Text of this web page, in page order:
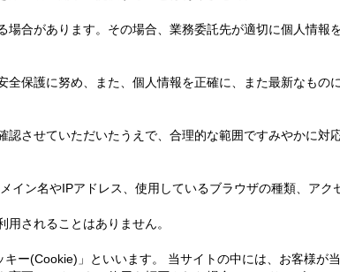
合があります。その場合、業務委託先が適切に個人情報
保護に努め、また、個人情報を正確に、また最新なもの
させていただいたうえで、合理的な範囲ですみやかに対
ン名やIPアドレス、使用しているブラウザの種類、アク
されることはありません。
ー(Cookie)」といいます。 当サイトの中には、お客様が